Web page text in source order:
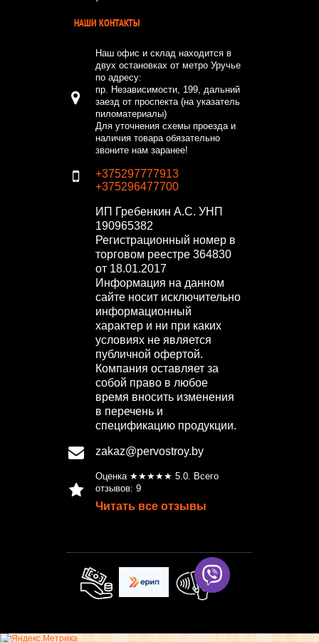
НАШИ КОНТАКТЫ
Наш офис и склад находится в
двух остановках от метро Уручье
по адресу:
пр. Независимости, 199, дальний
заезд от проспекта (на указатель
пиломатериалы)
Для уточнения схемы проезда и
наличия товара обязательно
звоните нам заранее!
+375297777913
+375296477700
ИП Гребенкин А.С. УНП
190965382
Регистрационный номер в
торговом реестре 364830
от 18.01.2017
Информация на данном
сайте носит исключительно
информационный
характер и ни при каких
условиях не является
публичной офертой.
Компания оставляет за
собой право в любое
время вносить изменения
в перечень и
спецификацию продукции.
zakaz@pervostroy.by
Оценка ★★★★★ 5.0. Всего
отзывов: 9
Читать все отзывы